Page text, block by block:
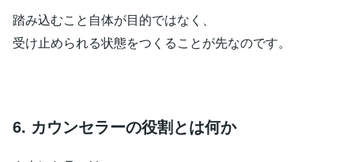
踏み込むこと自体が目的ではなく、
受け止められる状態をつくることが先なのです。
6. カウンセラーの役割とは何か